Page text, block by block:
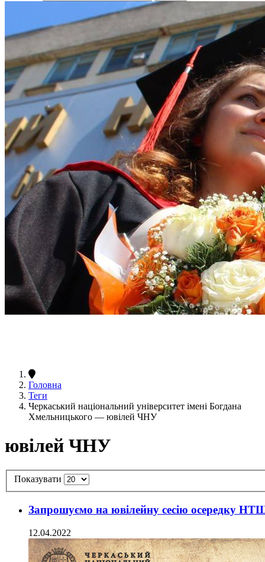
Головна
Теги
Черкаський національний університет імені Богдана
Хмельницького — ювілей ЧНУ
ювілей ЧНУ
Показувати
Запрошуємо на ювілейну сесію осередку
12.04.2022